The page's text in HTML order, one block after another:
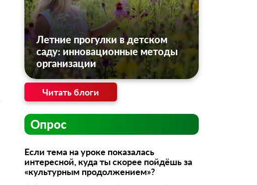
Летние прогулки в детском
саду: инновационные методы
организации
Читать блоги
Опрос
Если тема на уроке показалась
интересной, куда ты скорее пойдёшь за
«культурным продолжением»?